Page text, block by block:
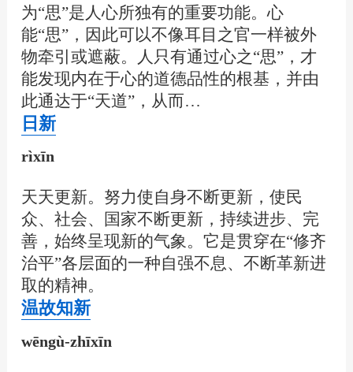
为“思”是人心所独有的重要功能。心
能“思”，因此可以不像耳目之官一样被外
物牵引或遮蔽。人只有通过心之“思”，才
能发现内在于心的道德品性的根基，并由
此通达于“天道”，从而…
日新
rìxīn
天天更新。努力使自身不断更新，使民
众、社会、国家不断更新，持续进步、完
善，始终呈现新的气象。它是贯穿在“修齐
治平”各层面的一种自强不息、不断革新进
取的精神。
温故知新
wēngù-zhīxīn